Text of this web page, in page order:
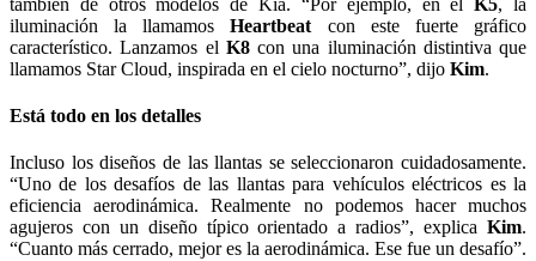
iluminación la llamamosHeartbeat con este fuerte gráfico
característico. Lanzamos el K8con una iluminación distintiva que
llamamos Star Cloud, inspirada en el cielo nocturno”, dijo Kim.
Está todo en los detalles
Incluso los diseños de las llantas se seleccionaron cuidadosamente.
“Uno de los desafíos de las llantas para vehículos eléctricos es la
eficiencia aerodinámica. Realmente no podemos hacer muchos
agujeros con un diseño típico orientado a radios”, explica Kim.
“Cuanto más cerrado, mejor es la aerodinámica. Ese fue un desafío”.